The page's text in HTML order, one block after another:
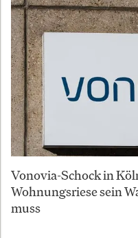
Vonovia-Schock in
Wohnungsriese sein
muss